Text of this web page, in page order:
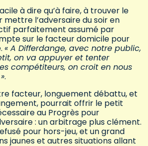
à dire qu’à faire, à trouver le
mettre l’adversaire du soir en
parfaitement assumé par
sur le facteur domicile pour
« A Differdange, avec notre public,
on va appuyer et tenter
compétiteurs, on croit en nous
.
facteur, longuement débattu, et
pourrait offrir le petit
au Progrès pour
: un arbitrage plus clément.
pour hors-jeu, et un grand
jaunes et autres situations allant